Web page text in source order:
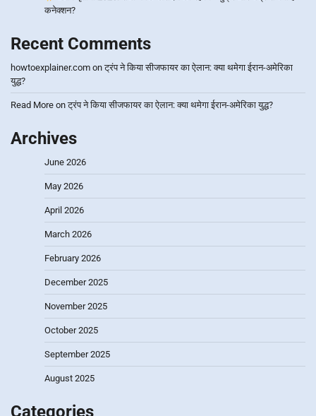
कनेक्शन?
Recent Comments
howtoexplainer.com onट्रंप ने किया सीजफायर का ऐलान: क्या थमेगा ईरान-अमेरिका
युद्ध?
Read More onट्रंप ने किया सीजफायर का ऐलान: क्या थमेगा ईरान-अमेरिका युद्ध?
Archives
June 2026
May 2026
April 2026
March 2026
February 2026
December 2025
November 2025
October 2025
September 2025
August 2025
Categories